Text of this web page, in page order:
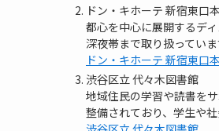
ドン・キホーテ 新宿東口
都心を中心に展開するデ
深夜帯まで取り扱ってい
ドン・キホーテ 新宿東口
渋谷区立 代々木図書館
地域住民の学習や読書を
整備されており、学生や